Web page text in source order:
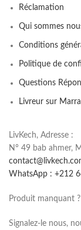
Réclamation
Qui sommes
Conditions
Politique de
Questions
Livreur sur
LivKech, Adresse :
N° 49 bab ahmer,
WhatsApp : +212
Produit manquant ?
Signalez-le nous,